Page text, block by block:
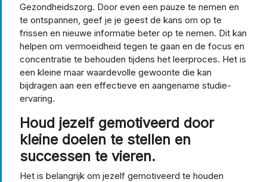
Gezondheidszorg. Door even een pauze te nemen en
te ontspannen, geef je je geest de kans om op te
frissen en nieuwe informatie beter op te nemen. Dit kan
helpen om vermoeidheid tegen te gaan en de focus en
concentratie te behouden tijdens het leerproces. Het is
een kleine maar waardevolle gewoonte die kan
bijdragen aan een effectieve en aangename studie-
ervaring.
Houd jezelf gemotiveerd door
kleine doelen te stellen en
successen te vieren.
Het is belangrijk om jezelf gemotiveerd te houden